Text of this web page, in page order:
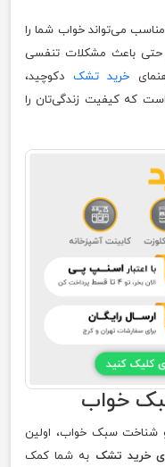
می‌تواند خواب شما را
حتی باعث مشکلات تنفسی
خرید تشک دکوچید،
که کیفیت زندگی‌تان را
خواب
شناخت سبک خواب، اولین
خرید تشک به شما کمک